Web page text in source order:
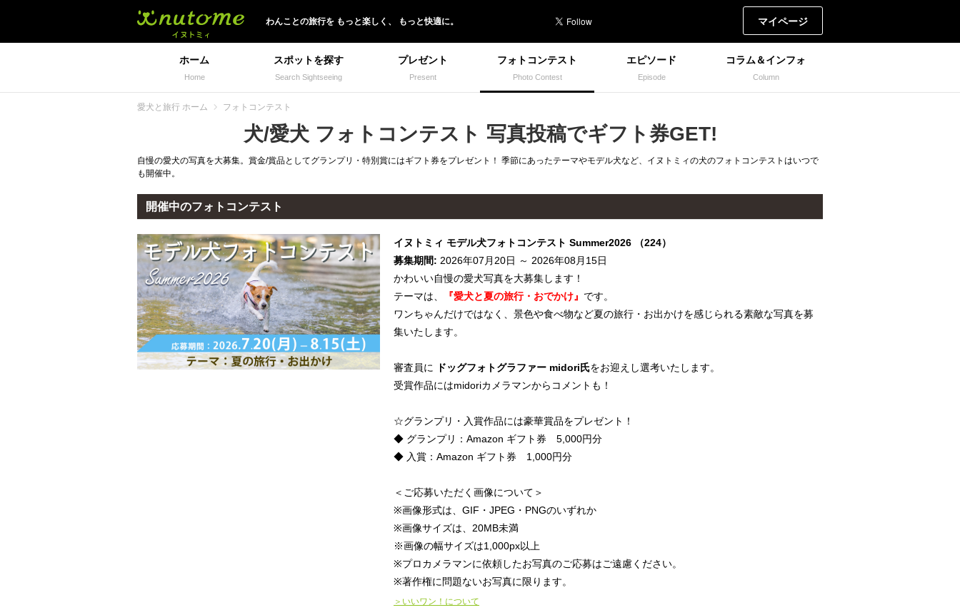
わんことの旅行を もっと楽しく、 もっと快適に。 マイページ
ホーム
Home
スポットを探す
Search Sightseeing
プレゼント
Present
フォトコンテスト
Photo Contest
エピソード
Episode
コラム＆インフォ
Column
愛犬と旅行 ホーム フォトコンテスト
犬/愛犬 フォトコンテスト 写真投稿でギフト券GET!
自慢の愛犬の写真を大募集。賞金/賞品としてグランプリ・特別賞にはギフト券をプレゼント！ 季節にあったテーマやモデル犬など、イヌトミィの犬のフォトコンテストはいつで
も開催中。
開催中のフォトコンテスト
イヌトミィ モデル犬フォトコンテスト Summer2026 （224）
募集期間: 2026年07月20日 ～ 2026年08月15日
かわいい自慢の愛犬写真を大募集します！
テーマは、
『愛犬と夏の旅行・おでかけ』 です。
ワンちゃんだけではなく、景色や食べ物など夏の旅行・お出かけを感じられる素敵な写真を募
集いたします。
審査員に ドッグフォトグラファー midori氏をお迎えし選考いたします。
受賞作品にはmidoriカメラマンからコメントも！
☆グランプリ・入賞作品には豪華賞品をプレゼント！
◆ グランプリ：Amazon ギフト券 5,000円分
◆ 入賞：Amazon ギフト券 1,000円分
＜ご応募いただく画像について＞
※画像形式は、GIF・JPEG・PNGのいずれか
※画像サイズは、20MB未満
※画像の幅サイズは1,000px以上
※プロカメラマンに依頼したお写真のご応募はご遠慮ください。
※著作権に問題ないお写真に限ります。
＞いいワン！について